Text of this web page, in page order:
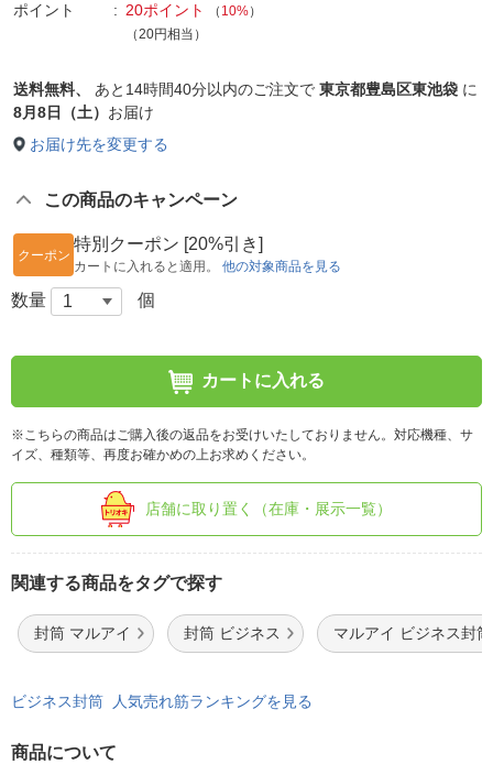
ポイント 20ポイント （ 10%）
（20円相当）
送料無料、 あと 14時間40分以内のご注文で 東京都豊島区東池袋 に
8月8日（土） お届け
お届け先を変更する
この商品のキャンペーン
クーポン
特別クーポン [20%引き]
カートに入れると適用。 他の対象商品を見る
数量 個
カートに入れる
※こちらの商品はご購入後の返品をお受けいたしておりません。対応機種、サ
イズ、種類等、再度お確かめの上お求めください。
店舗に取り置く（在庫・展示一覧）
関連する商品をタグで探す
封筒 マルアイ 封筒 ビジネス マルアイ ビジネス封筒
ビジネス封筒 人気売れ筋ランキングを見る
商品について